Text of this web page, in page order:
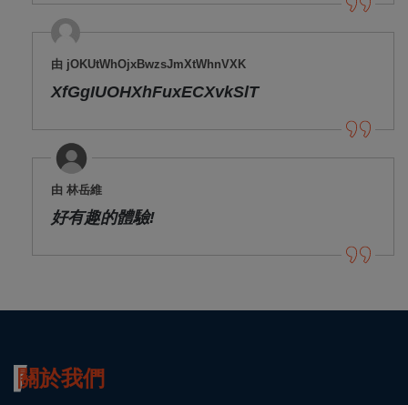
由 jOKUtWhOjxBwzsJmXtWhnVXK
XfGgIUOHXhFuxECXvkSlT
由 林岳維
好有趣的體驗!
關於我們